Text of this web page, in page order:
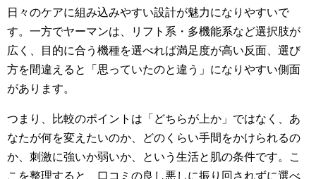
日々のケアに組み込みやすい設計が魅力になりやすいで
す。一方でヤーマンは、リフト系・多機能系など選択肢が
広く、目的に合う機種を選べれば満足度が高い反面、選び
方を間違えると「思っていたのと違う」になりやすい側面
があります。
つまり、比較のポイントは「どちらが上か」ではなく、あ
なたが何を変えたいのか、どのくらい手間をかけられるの
か、刺激に強いか弱いか、という生活と肌の条件です。こ
こを整理すると、口コミの良し悪しに振り回されずに選べ